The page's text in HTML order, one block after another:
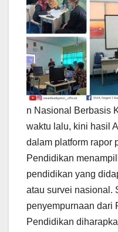
n Nasional Berbasis
waktu lalu, kini hasil
dalam platform rapor
Pendidikan
pendidikan yang
atau survei nasional.
penyempurnaan dari
Pendidikan